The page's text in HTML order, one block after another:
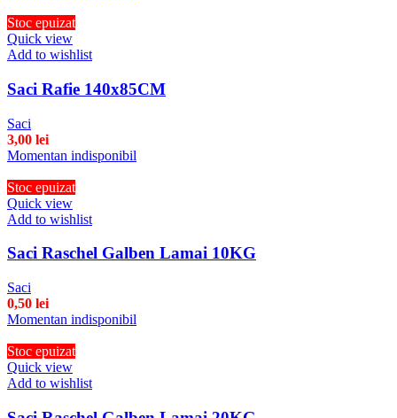
Stoc epuizat
Quick view
Add to wishlist
Saci Rafie 140x85CM
Saci
3,00 lei
Momentan indisponibil
Stoc epuizat
Quick view
Add to wishlist
Saci Raschel Galben Lamai 10KG
Saci
0,50 lei
Momentan indisponibil
Stoc epuizat
Quick view
Add to wishlist